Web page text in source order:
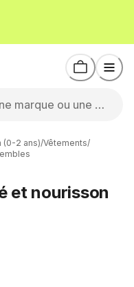
(0-2 ans)/Vêtements/
et nourisson